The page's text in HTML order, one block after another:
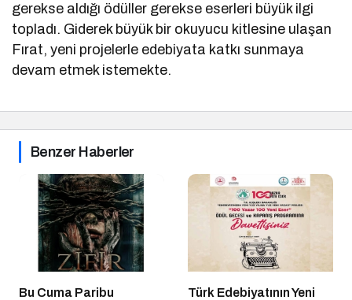
gerekse aldığı ödüller gerekse eserleri büyük ilgi
topladı. Giderek büyük bir okuyucu kitlesine ulaşan
Fırat, yeni projelerle edebiyata katkı sunmaya
devam etmek istemekte.
Benzer Haberler
Bu Cuma Paribu
Türk Edebiyatının Yeni